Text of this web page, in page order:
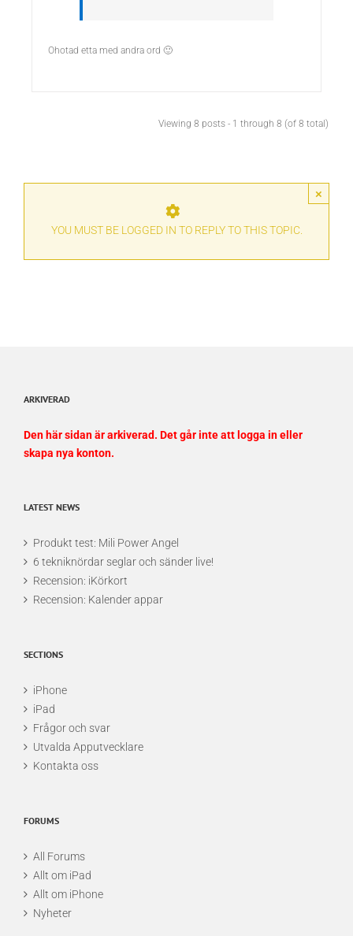
Ohotad etta med andra ord 🙂
Viewing 8 posts - 1 through 8 (of 8 total)
×
YOU MUST BE LOGGED IN TO REPLY TO THIS TOPIC.
ARKIVERAD
Den här sidan är arkiverad. Det går inte att logga in eller
skapa nya konton.
LATEST NEWS
Produkt test: Mili Power Angel
6 tekniknördar seglar och sänder live!
Recension: iKörkort
Recension: Kalender appar
SECTIONS
iPhone
iPad
Frågor och svar
Utvalda Apputvecklare
Kontakta oss
FORUMS
All Forums
Allt om iPad
Allt om iPhone
Nyheter